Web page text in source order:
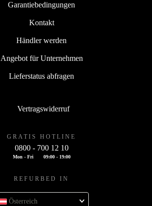
Garantiebedingungen
Kontakt
Händler werden
Angebot für Unternehmen
Lieferstatus abfragen
Vertragswiderruf
GRATIS HOTLINE
0800 - 700 12 10
Mon - Fri 09:00 - 19:00
REFURBED IN
Österreich